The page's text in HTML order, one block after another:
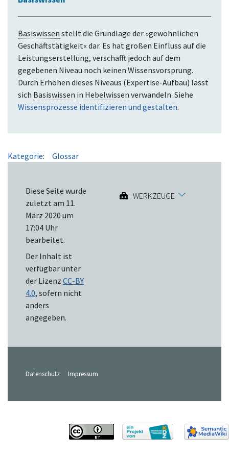
Basiswissen stellt die Grundlage der »gewöhnlichen
Geschäftstätigkeit« dar. Es hat großen Einfluss auf die
Leistungserstellung, verschafft jedoch auf dem
gegebenen Niveau noch keinen Wissensvorsprung.
Durch Erhöhen dieses Niveaus (Expertise-Aufbau) lässt
sich Basiswissen in Hebelwissen verwandeln. Siehe
Wissensprozesse identifizieren und gestalten.
Kategorie: Glossar
Diese Seite wurde
zuletzt am 11.
März 2020 um
17:04 Uhr
bearbeitet.
Der Inhalt ist
verfügbar unter
der Lizenz CC-BY
4.0, sofern nicht
anders
angegeben.
WERKZEUGE
Datenschutz Impressum